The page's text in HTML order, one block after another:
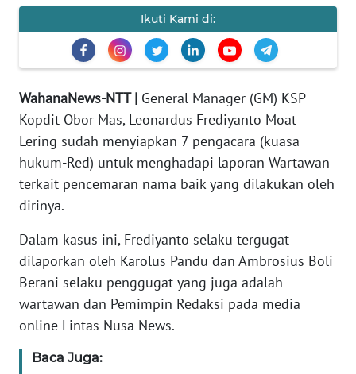
Ikuti Kami di:
WahanaNews-NTT | General Manager (GM) KSP
Kopdit Obor Mas, Leonardus Frediyanto Moat
Lering sudah menyiapkan 7 pengacara (kuasa
hukum-Red) untuk menghadapi laporan Wartawan
terkait pencemaran nama baik yang dilakukan oleh
dirinya.
Dalam kasus ini, Frediyanto selaku tergugat
dilaporkan oleh Karolus Pandu dan Ambrosius Boli
Berani selaku penggugat yang juga adalah
wartawan dan Pemimpin Redaksi pada media
online Lintas Nusa News.
Baca Juga:
KAMI
PEDOMAN
MEDIA
REDAKSI
KARIR
DISCLAIMER
Wahana
News
Regional
WN